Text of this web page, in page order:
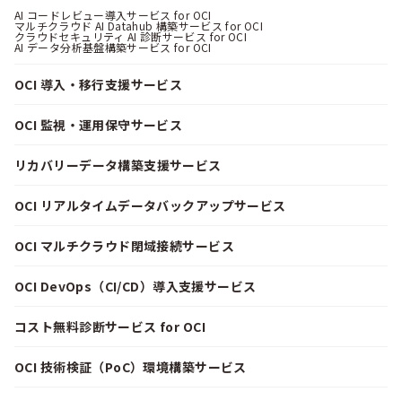
AI コードレビュー導入サービス for OCI
マルチクラウド AI Datahub 構築サービス for OCI
クラウドセキュリティ AI 診断サービス for OCI
AI データ分析基盤構築サービス for OCI
OCI 導入・移行支援サービス
OCI 監視・運用保守サービス
リカバリーデータ構築支援サービス
OCI リアルタイムデータバックアップサービス
OCI マルチクラウド閉域接続サービス
OCI DevOps（CI/CD）導入支援サービス
コスト無料診断サービス for OCI
OCI 技術検証（PoC）環境構築サービス